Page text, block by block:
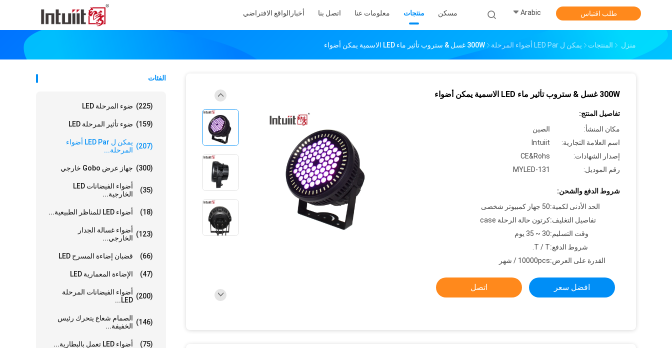
مسكن منتجات معلومات عنا اتصل بنا أخبار الواقع الافتراضي Arabic طلب اقتباس
منزل المنتجات يمكن ل LED Par أضواء المرحلة 300W غسل & ستروب تأثير ماء LED الاسمية يمكن أضواء
الفئات
ضوء المرحلة LED (225)
ضوء تأثير المرحلة LED (159)
يمكن ل LED Par أضواء
المرحلة...
(207)
جهاز عرض Gobo خارجي (300)
أضواء الفيضانات LED
الخارجية...
(35)
أضواء LED للمناظر الطبيعية... (18)
أضواء غسالة الجدار
الخارجي...
(123)
قضبان إضاءة المسرح LED (66)
الإضاءة المعمارية LED (47)
أضواء الفيضانات المرحلة
LED...
(200)
الصمام شعاع يتحرك رئيس
الخفيفة...
(146)
أضواء LED تعمل بالبطارية... (75)
300W غسل & ستروب تأثير ماء LED الاسمية يمكن أضواء
تفاصيل المنتج:
مكان المنشأ:
الصين
اسم العلامة التجارية:
Intuiit
إصدار الشهادات:
CE&Rohs
رقم الموديل:
MYLED-131
شروط الدفع والشحن:
الحد الأدنى لكمية:50 جهاز كمبيوتر شخصى
تفاصيل التغليف:كرتون حالة الرحلة case
وقت التسليم:30 ~ 35 يوم
شروط الدفع:T / T.
القدرة على العرض:10000pcs / شهر
افضل سعر اتصل